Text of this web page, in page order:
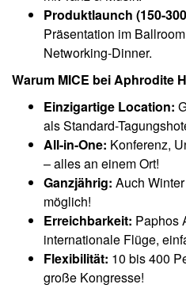
Produktlaunch (150-
Präsentation im
Networking-Dinner.
Warum MICE bei Aphrodite
Einzigartige Location:
als Standard-
All-in-One: Konferenz,
– alles an einem Ort!
Ganzjährig: Auch
möglich!
Erreichbarkeit: Paphos
internationale Flüge,
Flexibilität: 10 bis 400
große Kongresse!